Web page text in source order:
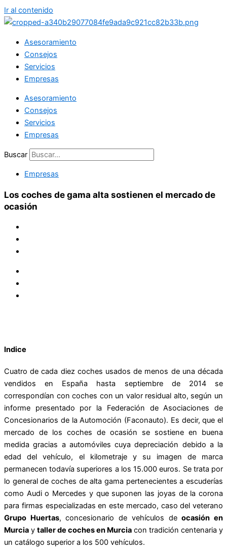
Ir al contenido
Asesoramiento
Consejos
Servicios
Empresas
Asesoramiento
Consejos
Servicios
Empresas
Buscar
Empresas
Los coches de gama alta sostienen el mercado de
ocasión
Indice
Cuatro de cada diez coches usados de menos de una década
vendidos en España hasta septiembre de 2014 se
correspondían con coches con un valor residual alto, según un
informe presentado por la Federación de Asociaciones de
Concesionarios de la Automoción (Faconauto). Es decir, que el
mercado de los coches de ocasión se sostiene en buena
medida gracias a automóviles cuya depreciación debido a la
edad del vehículo, el kilometraje y su imagen de marca
permanecen todavía superiores a los 15.000 euros. Se trata por
lo general de coches de alta gama pertenecientes a escuderías
como Audi o Mercedes y que suponen las joyas de la corona
para firmas especializadas en este mercado, caso del veterano
Grupo Huertas, concesionario de vehículos deocasión en
Murcia y taller de coches en Murcia con tradición centenaria y
un catálogo superior a los 500 vehículos.